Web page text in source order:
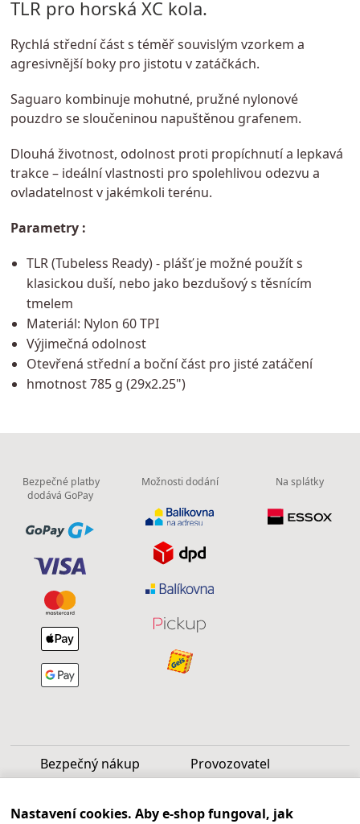
TLR pro horská XC kola.
Rychlá střední část s téměř souvislým vzorkem a
agresivnější boky pro jistotu v zatáčkách.
Saguaro kombinuje mohutné, pružné nylonové
pouzdro se sloučeninou napuštěnou grafenem.
Dlouhá životnost, odolnost proti propíchnutí a lepkavá
trakce – ideální vlastnosti pro spolehlivou odezvu a
ovladatelnost v jakémkoli terénu.
Parametry :
TLR (Tubeless Ready) - plášť je možné použít s
klasickou duší, nebo jako bezdušový s těsnícím
tmelem
Materiál: Nylon 60 TPI
Výjimečná odolnost
Otevřená střední a boční část pro jisté zatáčení
hmotnost 785 g (29x2.25")
Bezpečné platby
dodává GoPay
Možnosti dodání Na splátky
Bezpečný nákup Provozovatel
Nastavení cookies. Aby e-shop fungoval, jak